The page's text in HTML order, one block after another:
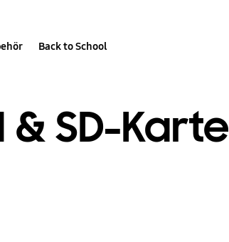
Back to School
& SD-Karte